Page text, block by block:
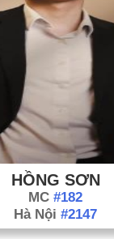
HỒNG SƠN
MC #182
Hà Nội #2147